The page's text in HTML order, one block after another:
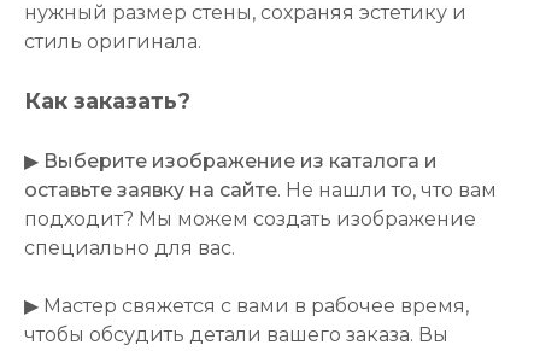
нужный размер стены, сохраняя эстетику и
стиль оригинала.
Как заказать?
▶ Выберите изображение из каталога и
оставьте заявку на сайте. Не нашли то, что вам
подходит? Мы можем создать изображение
специально для вас.
▶ Мастер свяжется с вами в рабочее время,
чтобы обсудить детали вашего заказа. Вы